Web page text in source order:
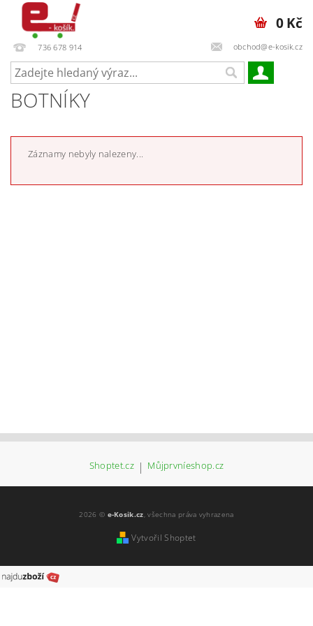
736 678 914 obchod@e-kosik.cz
0 Kč
BOTNÍKY
Záznamy nebyly nalezeny...
Shoptet.cz | Můjprvníeshop.cz
2026 © e-Kosik.cz, všechna práva vyhrazena
Vytvořil Shoptet